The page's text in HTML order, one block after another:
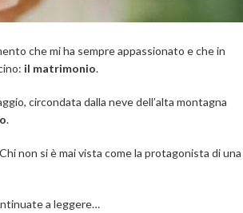
che mi ha sempre appassionato e che in
il matrimonio.
circondata dalla neve dell’alta montagna
.
non si è mai vista come la protagonista di una
a leggere…